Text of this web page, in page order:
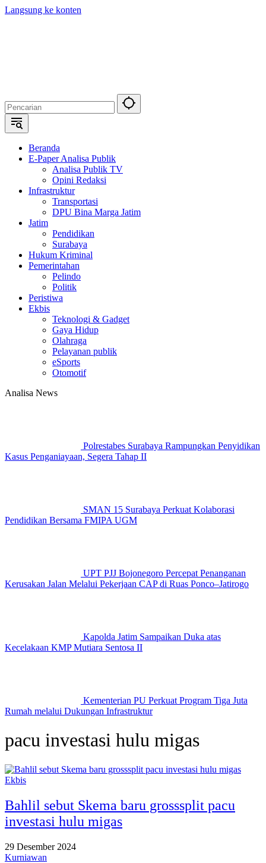
Langsung ke konten
Beranda
E-Paper Analisa Publik
Analisa Publik TV
Opini Redaksi
Infrastruktur
Transportasi
DPU Bina Marga Jatim
Jatim
Pendidikan
Surabaya
Hukum Kriminal
Pemerintahan
Pelindo
Politik
Peristiwa
Ekbis
Teknologi & Gadget
Gaya Hidup
Olahraga
Pelayanan publik
eSports
Otomotif
Analisa News
Polrestabes Surabaya Rampungkan Penyidikan
Kasus Penganiayaan, Segera Tahap II
SMAN 15 Surabaya Perkuat Kolaborasi
Pendidikan Bersama FMIPA UGM
UPT PJJ Bojonegoro Percepat Penanganan
Kerusakan Jalan Melalui Pekerjaan CAP di Ruas Ponco–Jatirogo
Kapolda Jatim Sampaikan Duka atas
Kecelakaan KMP Mutiara Sentosa II
Kementerian PU Perkuat Program Tiga Juta
Rumah melalui Dukungan Infrastruktur
pacu investasi hulu migas
Ekbis
Bahlil sebut Skema baru grosssplit pacu
investasi hulu migas
29 Desember 2024
Kurniawan